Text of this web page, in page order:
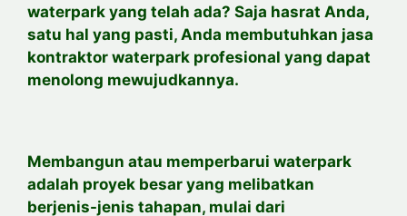
waterpark yang telah ada? Saja hasrat Anda,
satu hal yang pasti, Anda membutuhkan jasa
kontraktor waterpark profesional yang dapat
menolong mewujudkannya.
Membangun atau memperbarui waterpark
adalah proyek besar yang melibatkan
berjenis-jenis tahapan, mulai dari